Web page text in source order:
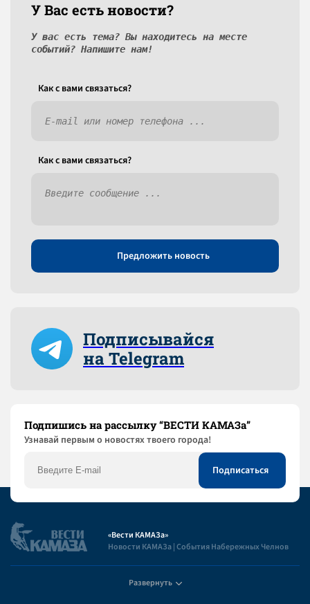
У Вас есть новости?
У вас есть тема? Вы находитесь на месте
событий? Напишите нам!
Как c вами связаться?
Как c вами связаться?
Предложить новость
Подписывайся
на Telegram
Подпишись на рассылку “ВЕСТИ КАМАЗа”
Узнaвай первым о новостях твоего города!
«Вести КАМАЗа»
Новости КАМАЗа | События Набережных Челнов
Развернуть